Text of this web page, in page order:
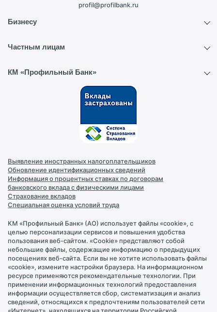
profil@profilbank.ru
Бизнесу
Расчетный счет
Депозиты
Частным лицам
Вклады
КМ «Профильный Банк»
Документы и лицензии
Раскрытие информации
Персональные данные
Карьера в банке
Обращение в Банк
Партнеры
Выявление иностранных налогоплательщиков
Обновление идентификационных сведений
Информация о процентных ставках по договорам
банковского вклада с физическими лицами
Страхование вкладов
Специальная оценка условий труда
КМ «Профильный Банк» (АО) использует файлы «cookie», с
целью персонализации сервисов и повышения удобства
пользования веб-сайтом. «Cookie» представляют собой
небольшие файлы, содержащие информацию о предыдущих
посещениях веб-сайта. Если вы не хотите использовать файлы
«cookie», измените настройки браузера. На информационном
ресурсе применяются рекомендательные технологии. При
применении информационных технологий предоставления
информации осуществляется сбор, систематизация и анализ
сведений, относящихся к предпочтениям пользователей сети